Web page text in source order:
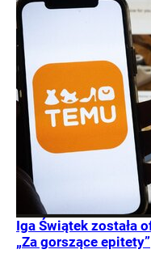
Iga Świątek została
„Za gorszące epitety”